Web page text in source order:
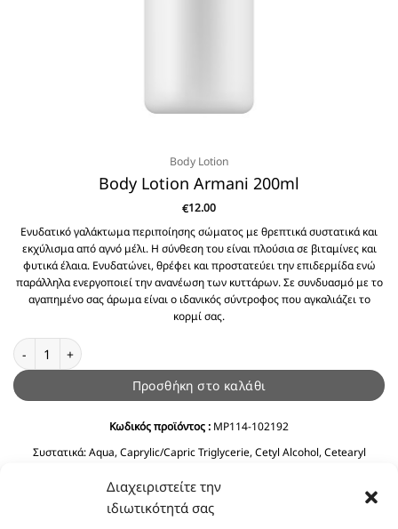
Διαχειριστείτε την
ιδιωτικότητά σας
Body Lotion
Body Lotion Armani 200ml
€12.00
Ενυδατικό γαλάκτωμα περιποίησης σώματος με θρεπτικά συστατικά και
εκχύλισμα από αγνό μέλι. Η σύνθεση του είναι πλούσια σε βιταμίνες και
φυτικά έλαια. Ενυδατώνει, θρέφει και προστατεύει την επιδερμίδα ενώ
παράλληλα ενεργοποιεί την ανανέωση των κυττάρων. Σε συνδυασμό με το
αγαπημένο σας άρωμα είναι ο ιδανικός σύντροφος που αγκαλιάζει το
κορμί σας.
Body Lotion Armani 200ml ποσότητα
Προσθήκη στο καλάθι
Κωδικός προϊόντος : MP114-102192
Συστατικά:Aqua, Caprylic/Capric Triglycerie, Cetyl Alcohol, Cetearyl
Amygdalus Dulcis Oil, Cyclopentasiloxane, Phenoxyethanol, Ceteareth-20,
Olea Europaea Fruit Oil, Dimethicone, Ethylhexyglycerin, Imidazolidinyl
Urea, Polyquaternium-39, Panthenol, BHT, Sodium Benzoate, Citric Acid.